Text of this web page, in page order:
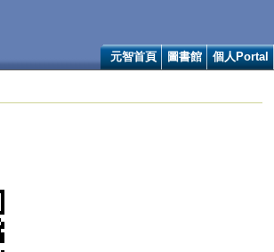
元智首頁 圖書館 個人Portal